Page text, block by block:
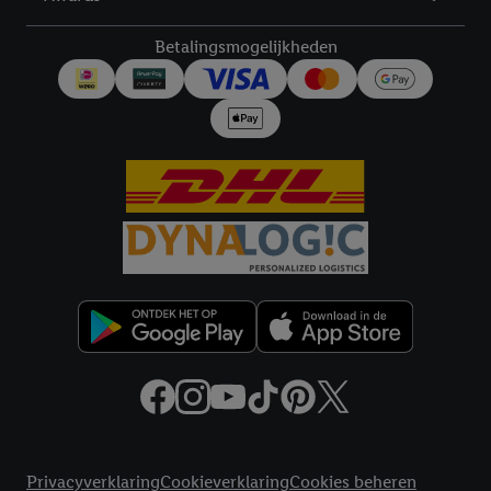
Betalingsmogelijkheden
PrivacyverklaringCookieverklaringCookies beheren
technisch noodzakelijke cookies en vergelijkbare technieken
worden gebruikt.
Door op "Akkoord" te klikken, stem je in met alle verwerkingen
voor alle bovengenoemde doeleinden. Meer informatie,
inclusief over de opslagperiode van de gegevens en je recht om
jouw toestemming op elk gewenst moment in te trekken, vind je
privacyverklaring.Je vindt de impressum voor de Lidl
Klikhiervoor meer informatie over de cookies die